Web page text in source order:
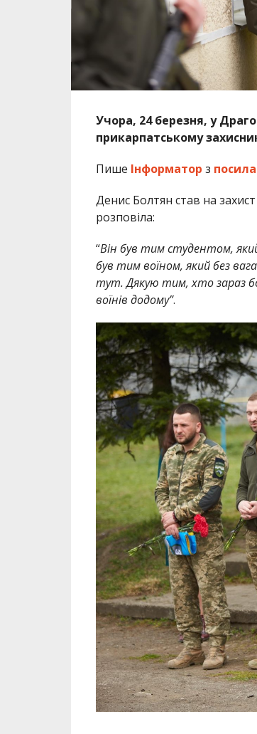
Учора, 24 березня, у
прикарпатському
Пише Інформатор з
Денис Болтян став на
розповіла:
“Він був тим студентом,
був тим воїном, який без
тут. Дякую тим, хто зараз
воїнів додому”.